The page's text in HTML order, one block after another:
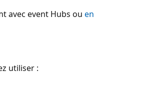
avec event Hubs ou en
utiliser :